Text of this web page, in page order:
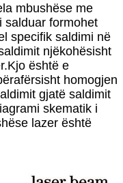
mbushëse me
salduar formohet
specifik saldimi në
njëkohësisht
është e
homogjen
gjatë saldimit
skematik i
lazer është